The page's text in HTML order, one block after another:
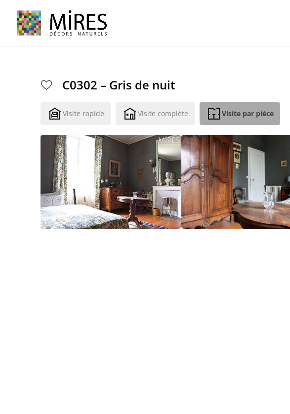
C0302 – Gris de nuit
Visite rapide Visite complète Visite par pièce